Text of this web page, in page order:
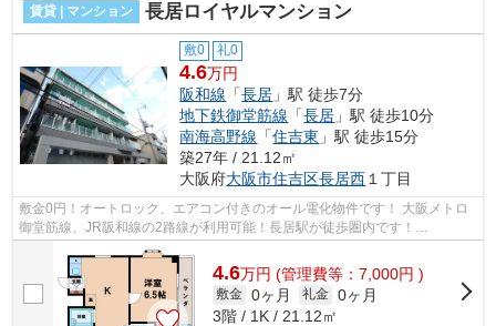
賃貸 | マンション 長居ロイヤルマンション
敷0 礼0
4.6万円
阪和線 「長居 」駅 徒歩7分
地下鉄御堂筋線 「長居 」駅 徒歩10分
南海高野線 「住吉東 」駅 徒歩15分
築27年 / 21.12㎡
大阪府大阪市住吉区長居西 １丁目
敷金0円！オートロック、エアコン付きのオール電化物件です！ 大阪メトロ
御堂筋線、JR阪和線の2路線が利用可能！長居駅が徒歩圏内です！
■□■□■□■□■□■□■□■□■□■□■□■□■□■□■□■□■□■□■□■□ ...
4.6万円 (管理費等：7,000円 )
敷金 0ヶ月 礼金 0ヶ月
3階 / 1K / 21.12㎡